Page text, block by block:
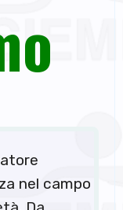
nel campo